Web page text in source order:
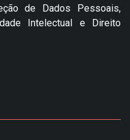
de Dados Pessoais,
Intelectual e Direito